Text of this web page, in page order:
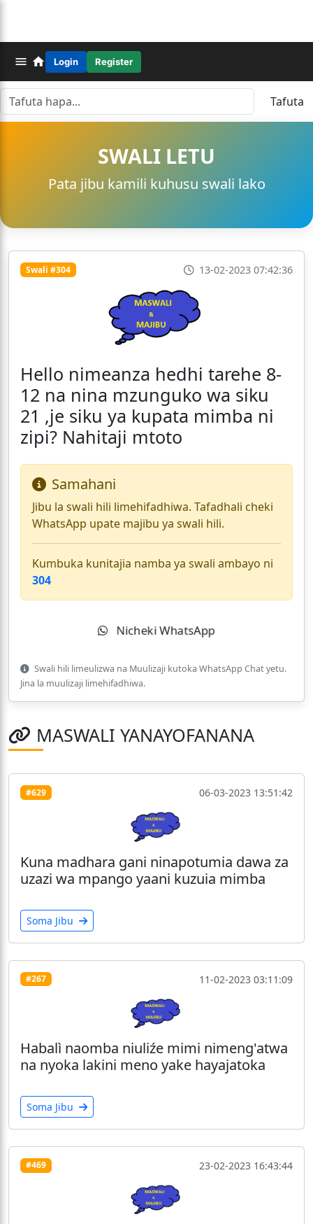
Login Register
Tafuta
SWALI LETU
Pata jibu kamili kuhusu swali lako
Swali #304 13-02-2023 07:42:36
Hello nimeanza hedhi tarehe 8-
12 na nina mzunguko wa siku
21 ,je siku ya kupata mimba ni
zipi? Nahitaji mtoto
Samahani
Jibu la swali hili limehifadhiwa. Tafadhali cheki
WhatsApp upate majibu ya swali hili.
Kumbuka kunitajia namba ya swali ambayo ni
304
Nicheki WhatsApp
Swali hili limeulizwa na Muulizaji kutoka WhatsApp Chat yetu.
Jina la muulizaji limehifadhiwa.
MASWALI YANAYOFANANA
#629 06-03-2023 13:51:42
Kuna madhara gani ninapotumia dawa za
uzazi wa mpango yaani kuzuia mimba
Soma Jibu
#267 11-02-2023 03:11:09
Habalì naomba niuliźe mimi nimeng'atwa
na nyoka lakini meno yake hayajatoka
Soma Jibu
#469 23-02-2023 16:43:44